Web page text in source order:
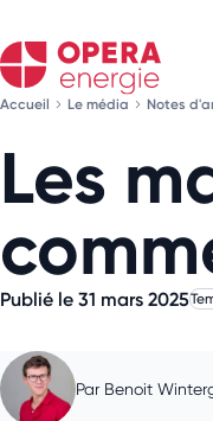
Accueil Le média Notes
Les
Publié le 31 mars 2025
Par Benoit